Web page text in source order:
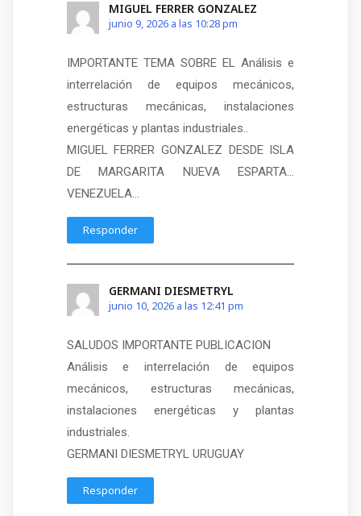
MIGUEL FERRER GONZALEZ
junio 9, 2026 a las 10:28 pm
IMPORTANTE TEMA SOBRE EL Análisis e
interrelación de equipos mecánicos,
estructuras mecánicas, instalaciones
energéticas y plantas industriales..
MIGUEL FERRER GONZALEZ DESDE ISLA
DE MARGARITA NUEVA ESPARTA…
VENEZUELA…
Responder
GERMANI DIESMETRYL
junio 10, 2026 a las 12:41 pm
SALUDOS IMPORTANTE PUBLICACION
Análisis e interrelación de equipos
mecánicos, estructuras mecánicas,
instalaciones energéticas y plantas
industriales.
GERMANI DIESMETRYL URUGUAY
Responder